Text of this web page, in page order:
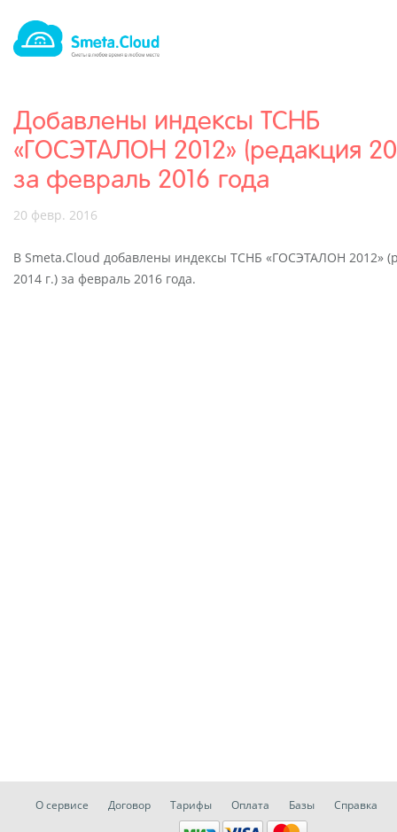
Добавлены индексы ТСНБ
«ГОСЭТАЛОН 2012» (редакция
за февраль 2016 года
20 февр. 2016
В Smeta.Cloud добавлены индексы ТСНБ «ГОСЭТАЛОН 2012»
2014 г.) за февраль 2016 года.
О сервисе Договор Тарифы Оплата Базы Справка